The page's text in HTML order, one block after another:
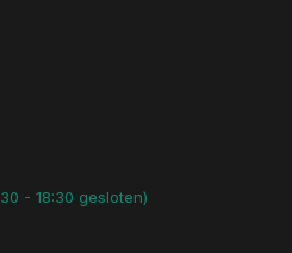
- 18:30 gesloten)